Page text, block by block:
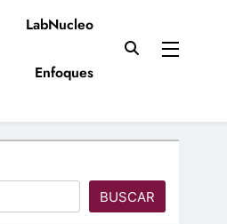
LabNucleo
Enfoques
BUSCAR